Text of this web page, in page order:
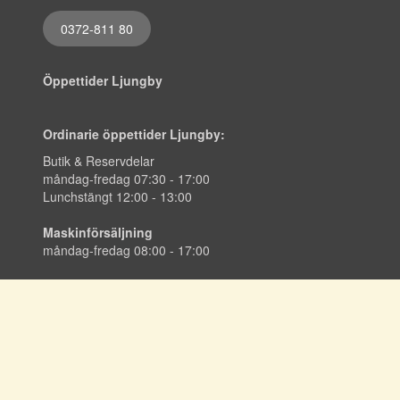
0372-811 80
Öppettider Ljungby
Ordinarie öppettider Ljungby:
Butik & Reservdelar
måndag-fredag 07:30 - 17:00
Lunchstängt 12:00 - 13:00
Maskinförsäljning
måndag-fredag 08:00 - 17:00